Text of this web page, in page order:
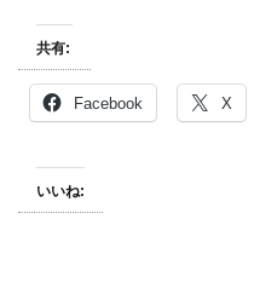
共有:
Facebook X
いいね: